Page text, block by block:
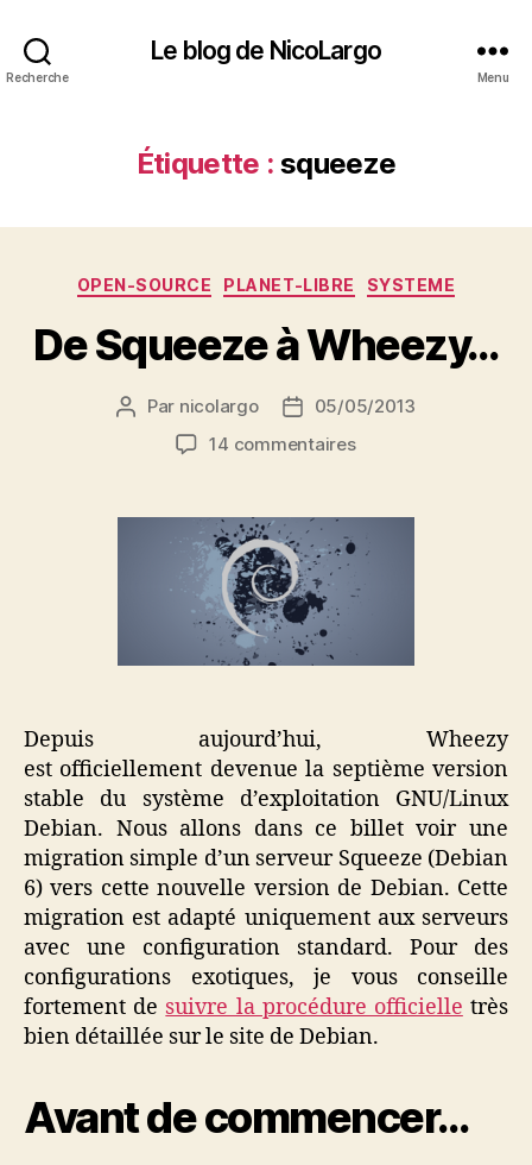
Recherche
Le blog de NicoLargo
Menu
Étiquette : squeeze
Catégories
OPEN-SOURCE PLANET-LIBRE SYSTEME
De Squeeze à Wheezy…
Auteur
l’article
Par nicolargo
Date05/05/2013
14 commentairessur
à
Wheezy…
Depuis aujourd’hui, Wheezy
est officiellement devenue la septième version
stable du système d’exploitation GNU/Linux
Debian. Nous allons dans ce billet voir une
migration simple d’un serveur Squeeze (Debian
6) vers cette nouvelle version de Debian. Cette
migration est adapté uniquement aux serveurs
avec une configuration standard. Pour des
configurations exotiques, je vous conseille
fortement de suivre la procédure officielle très
bien détaillée sur le site de Debian.
Avant de commencer…